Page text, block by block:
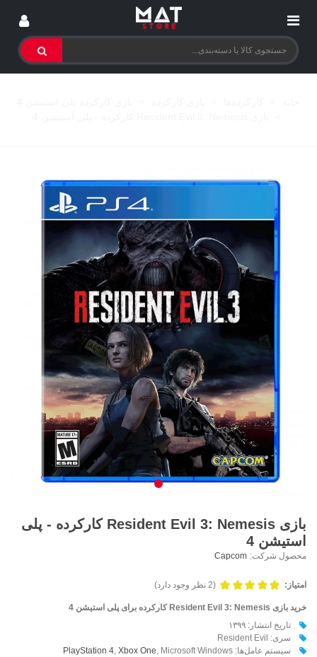
بازی Resident Evil 3: Nemesis کارکرده - پلی
استیشن 4
محصول شرکت: Capcom
امتیاز: (2 نظر وجود دارد)
خرید بازی Resident Evil 3: Nemesis کارکرده برای پلی استیشن 4
تاریخ انتشار: ۱۳۹۹
سری: Resident Evil
سیستم عامل‌ها:
PlayStation 4, Xbox One , Microsoft Windows